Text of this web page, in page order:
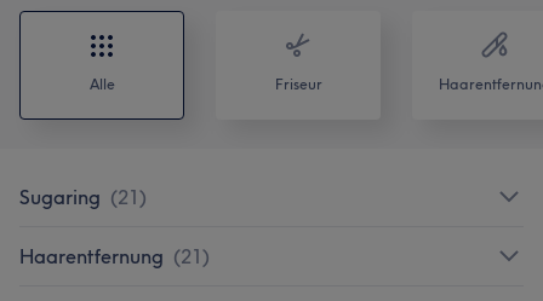
Alle Friseur
Sugaring (21)
Haarentfernung (21)